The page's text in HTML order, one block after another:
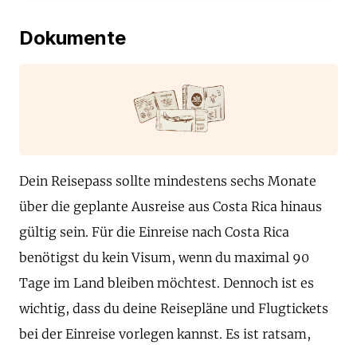
Dokumente
Dein Reisepass sollte mindestens sechs Monate
über die geplante Ausreise aus Costa Rica hinaus
gültig sein. Für die Einreise nach Costa Rica
benötigst du kein Visum, wenn du maximal 90
Tage im Land bleiben möchtest. Dennoch ist es
wichtig, dass du deine Reisepläne und Flugtickets
bei der Einreise vorlegen kannst. Es ist ratsam,